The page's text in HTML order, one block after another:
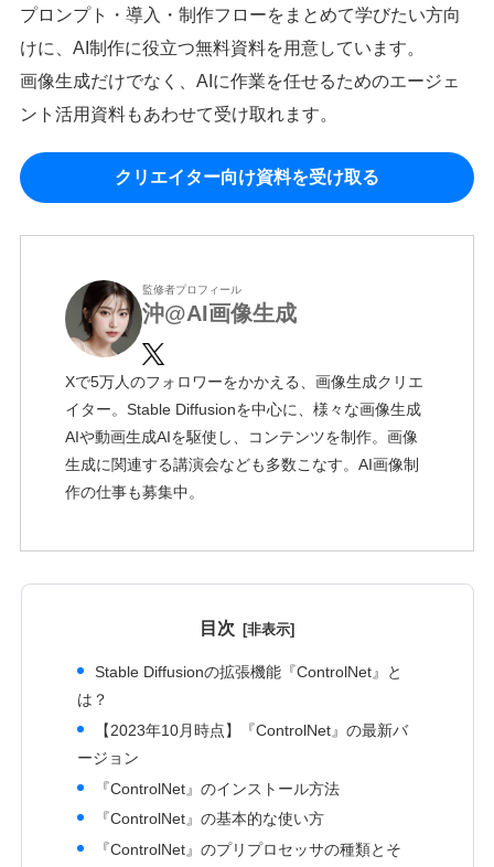
プロンプト・導入・制作フローをまとめて学びたい方向
けに、AI制作に役立つ無料資料を用意しています。
画像生成だけでなく、AIに作業を任せるためのエージェ
ント活用資料もあわせて受け取れます。
クリエイター向け資料を受け取る
監修者プロフィール
沖@AI画像生成
Xで5万人のフォロワーをかかえる、画像生成クリエ
イター。Stable Diffusionを中心に、様々な画像生成
AIや動画生成AIを駆使し、コンテンツを制作。画像
生成に関連する講演会なども多数こなす。AI画像制
作の仕事も募集中。
目次
Stable Diffusionの拡張機能『ControlNet』と
は？
【2023年10月時点】『ControlNet』の最新バ
ージョン
『ControlNet』のインストール方法
『ControlNet』の基本的な使い方
『ControlNet』のプリプロセッサの種類とそ